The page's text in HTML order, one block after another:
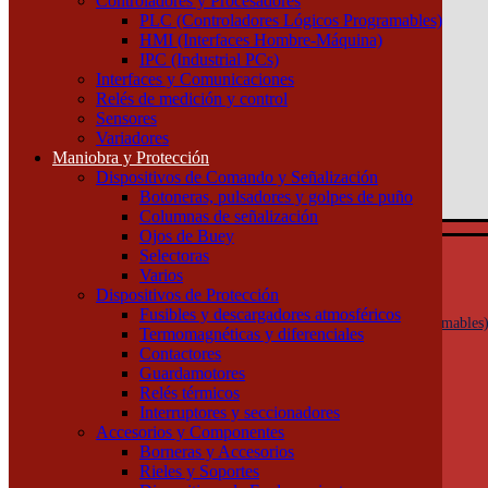
PLC (Controladores Lógicos Programables)
HMI (Interfaces Hombre-Máquina)
IPC (Industrial PCs)
Interfaces y Comunicaciones
Relés de medición y control
Sensores
Variadores
Maniobra y Protección
Dispositivos de Comando y Señalización
Botoneras, pulsadores y golpes de puño
Columnas de señalización
Ojos de Buey
Selectoras
Varios
Dispositivos de Protección
Fusibles y descargadores atmosféricos
Termomagnéticas y diferenciales
Contactores
Guardamotores
Relés térmicos
Interruptores y seccionadores
Accesorios y Componentes
Borneras y Accesorios
Rieles y Soportes
(011) 4253-9024
Atención por WhatsApp
11 3071 1515
0
$ 0,00
0
Tu pedido
Automatización y Control
Actuadores
Controladores y Procesadores
PLC (Controladores Lógicos
HMI (Interfaces Hombre-Máquina)
IPC (Industrial PCs)
Interfaces y Comunicaciones
Relés de medición y control
Sensores
Variadores
Maniobra y Protección
Dispositivos de Comando y Señalización